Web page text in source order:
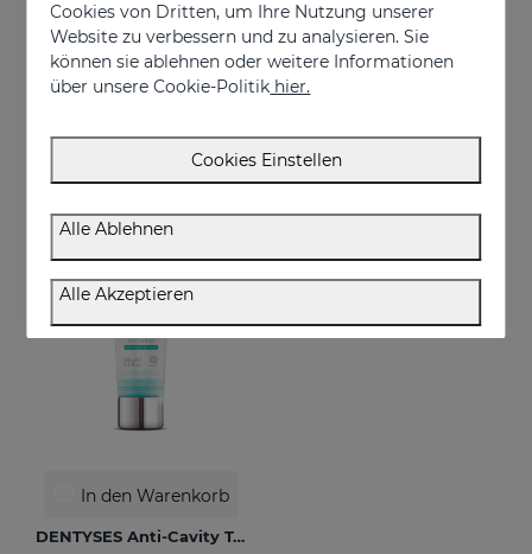
In den Warenkorb
DENTYSES Whitening Mouthwash
In den Warenkorb
In den Warenkorb
DENTYSES Anti-Cavity Toothpaste
Cookies von Dritten, um Ihre Nutzung unserer
Website zu verbessern und zu analysieren. Sie
können sie ablehnen oder weitere Informationen
über unsere Cookie-Politik hier.
Cookies Einstellen
Alle Ablehnen
Alle Akzeptieren